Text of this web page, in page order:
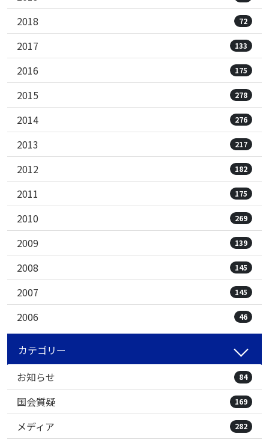
2018 72
2017 133
2016 175
2015 278
2014 276
2013 217
2012 182
2011 175
2010 269
2009 139
2008 145
2007 145
2006 46
カテゴリー
お知らせ
84
国会質疑 169
メディア 282